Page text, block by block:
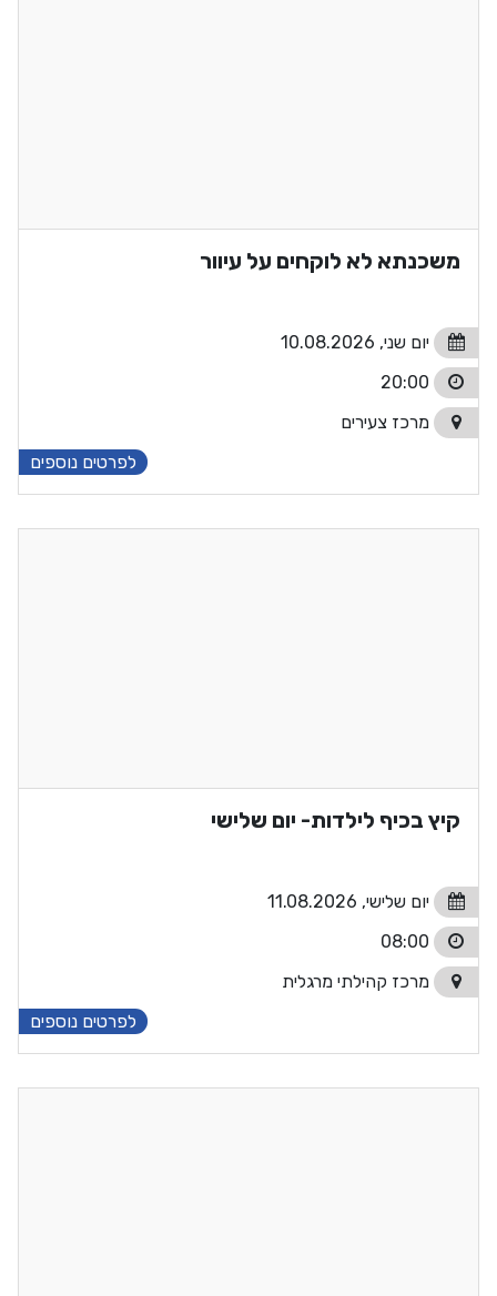
משכנתא לא לוקחים על עיוור
יום שני, 10.08.2026
מרכז צעירים
לפרטים נוספים
קיץ בכיף לילדות- יום שלישי
יום שלישי, 11.08.2026
מרכז קהילתי מרגלית
לפרטים נוספים